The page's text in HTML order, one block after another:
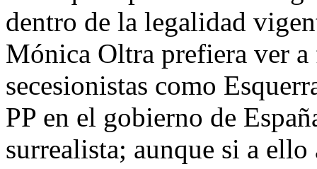
dentro de la legalidad
Mónica Oltra prefiera ver a
secesionistas como
PP en el gobierno de
surrealista; aunque si a